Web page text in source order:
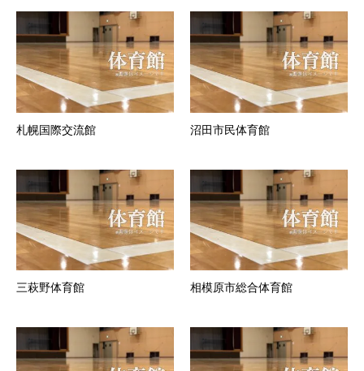
札幌国際交流館 沼田市民体育館
三萩野体育館 相模原市総合体育館